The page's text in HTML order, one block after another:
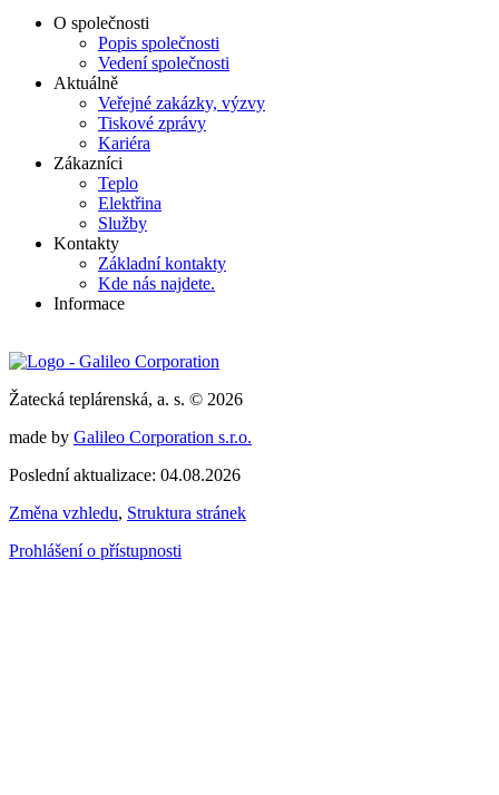
O společnosti
Popis společnosti
Vedení společnosti
Aktuálně
Veřejné zakázky, výzvy
Tiskové zprávy
Kariéra
Zákazníci
Teplo
Elektřina
Služby
Kontakty
Základní kontakty
Kde nás najdete.
Informace
Žatecká teplárenská, a. s. © 2026
made by Galileo Corporation s.r.o.
Poslední aktualizace: 04.08.2026
Změna vzhledu, Struktura stránek
Prohlášení o přístupnosti